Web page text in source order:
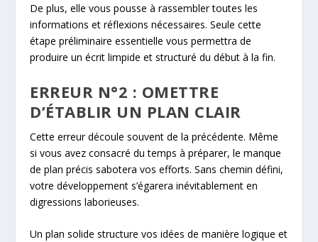
De plus, elle vous pousse à rassembler toutes les
informations et réflexions nécessaires. Seule cette
étape préliminaire essentielle vous permettra de
produire un écrit limpide et structuré du début à la fin.
ERREUR N°2 : OMETTRE
D’ÉTABLIR UN PLAN CLAIR
Cette erreur découle souvent de la précédente. Même
si vous avez consacré du temps à préparer, le manque
de plan précis sabotera vos efforts. Sans chemin défini,
votre développement s’égarera inévitablement en
digressions laborieuses.
Un plan solide structure vos idées de manière logique et